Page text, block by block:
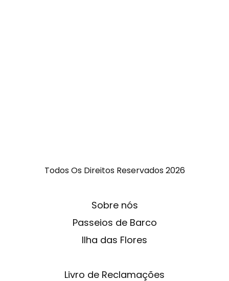
Todos Os Direitos Reservados2026
Sobre nós
Passeios de Barco
Ilha das Flores
Livro de Reclamações